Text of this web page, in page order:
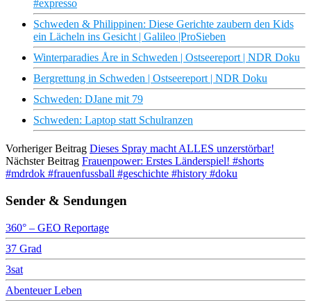
#expresso
Schweden & Philippinen: Diese Gerichte zaubern den Kids
ein Lächeln ins Gesicht | Galileo |ProSieben
Winterparadies Åre in Schweden | Ostseereport | NDR Doku
Bergrettung in Schweden | Ostseereport | NDR Doku
Schweden: DJane mit 79
Schweden: Laptop statt Schulranzen
Vorheriger Beitrag Dieses Spray macht ALLES unzerstörbar!
Nächster Beitrag Frauenpower: Erstes Länderspiel! #shorts
#mdrdok #frauenfussball #geschichte #history #doku
Sender & Sendungen
360° – GEO Reportage
37 Grad
3sat
Abenteuer Leben